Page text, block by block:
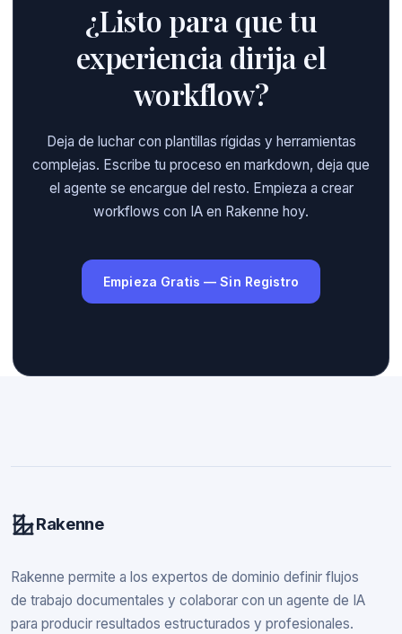
¿Listo para que tu
experiencia dirija el
workflow?
Deja de luchar con plantillas rígidas y herramientas
complejas. Escribe tu proceso en markdown, deja que
el agente se encargue del resto. Empieza a crear
workflows con IA en Rakenne hoy.
Empieza Gratis — Sin Registro
Rakenne
Rakenne permite a los expertos de dominio definir flujos
de trabajo documentales y colaborar con un agente de IA
para producir resultados estructurados y profesionales.